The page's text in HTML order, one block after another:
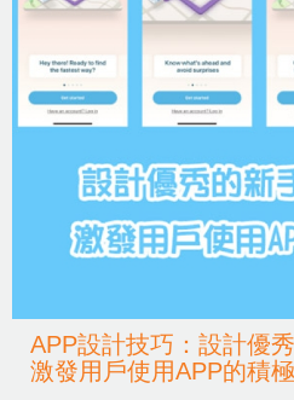
APP設計技巧：設計優
激發用戶使用APP的積